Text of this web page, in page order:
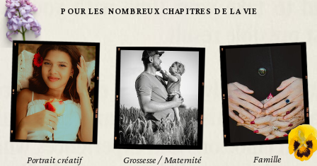
Famille
Grossesse / Maternité
Portrait créatif
POUR LES NOMBREUX CHAPITRES DE LA VIE